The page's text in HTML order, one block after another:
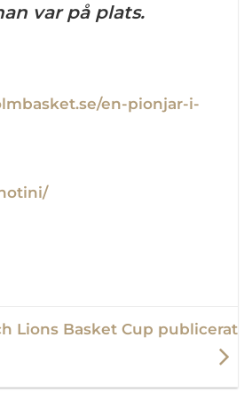
var på plats.
en-pionjar-i-
Lions Basket Cup publicerat